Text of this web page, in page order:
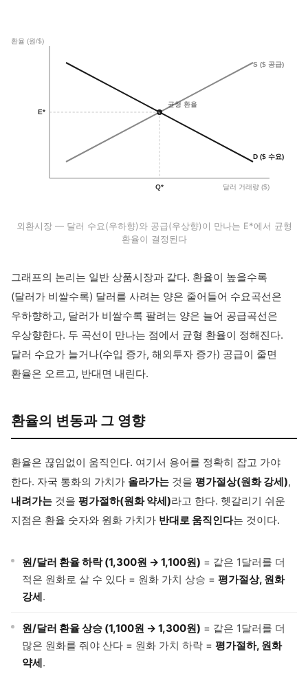
환율 (원/$)
달러 거래량 ($)
D ($ 수요)
S ($ 공급)
E*
Q*
균형 환율
외환시장 — 달러 수요(우하향)와 공급(우상향)이 만나는 E*에서 균형
환율이 결정된다
그래프의 논리는 일반 상품시장과 같다. 환율이 높을수록
(달러가 비쌀수록) 달러를 사려는 양은 줄어들어 수요곡선은
우하향하고, 달러가 비쌀수록 팔려는 양은 늘어 공급곡선은
우상향한다. 두 곡선이 만나는 점에서 균형 환율이 정해진다.
달러 수요가 늘거나(수입 증가, 해외투자 증가) 공급이 줄면
환율은 오르고, 반대면 내린다.
환율의 변동과 그 영향
환율은 끊임없이 움직인다. 여기서 용어를 정확히 잡고 가야
한다. 자국 통화의 가치가 올라가는 것을 평가절상(원화 강세),
내려가는 것을 평가절하(원화 약세)라고 한다. 헷갈리기 쉬운
지점은 환율 숫자와 원화 가치가 반대로 움직인다는 것이다.
원/달러 환율 하락 (1,300원 → 1,100원) = 같은 1달러를 더
적은 원화로 살 수 있다 = 원화 가치 상승 = 평가절상, 원화
강세.
원/달러 환율 상승 (1,100원 → 1,300원) = 같은 1달러를 더
많은 원화를 줘야 산다 = 원화 가치 하락 = 평가절하, 원화
약세.